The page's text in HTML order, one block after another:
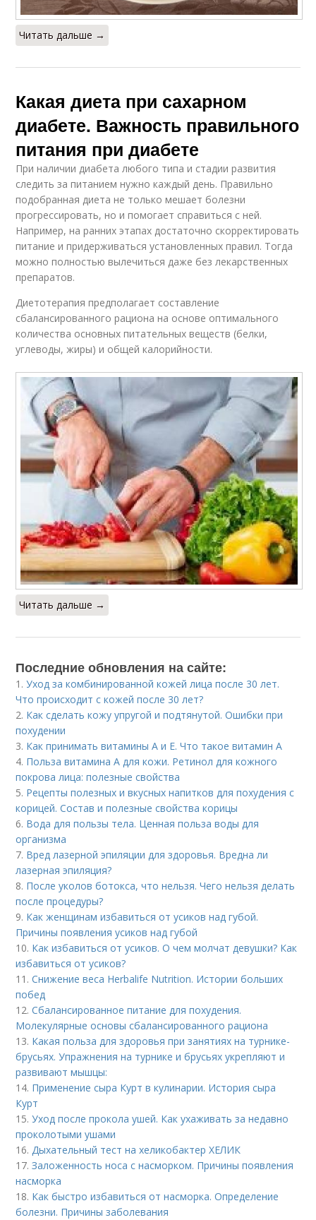
Читать дальше →
Какая диета при сахарном
диабете. Важность правильного
питания при диабете
При наличии диабета любого типа и стадии развития
следить за питанием нужно каждый день. Правильно
подобранная диета не только мешает болезни
прогрессировать, но и помогает справиться с ней.
Например, на ранних этапах достаточно скорректировать
питание и придерживаться установленных правил. Тогда
можно полностью вылечиться даже без лекарственных
препаратов.
Диетотерапия предполагает составление
сбалансированного рациона на основе оптимального
количества основных питательных веществ (белки,
углеводы, жиры) и общей калорийности.
Читать дальше →
Последние обновления на сайте:
1.Уход за комбинированной кожей лица после 30 лет.
Что происходит с кожей после 30 лет?
2. Как сделать кожу упругой и подтянутой. Ошибки при
похудении
3. Как принимать витамины А и Е. Что такое витамин А
4. Польза витамина А для кожи. Ретинол для кожного
покрова лица: полезные свойства
5. Рецепты полезных и вкусных напитков для похудения с
корицей. Состав и полезные свойства корицы
6. Вода для пользы тела. Ценная польза воды для
организма
7. Вред лазерной эпиляции для здоровья. Вредна ли
лазерная эпиляция?
8. После уколов ботокса, что нельзя. Чего нельзя делать
после процедуры?
9. Как женщинам избавиться от усиков над губой.
Причины появления усиков над губой
10. Как избавиться от усиков. О чем молчат девушки? Как
избавиться от усиков?
11.Снижение веса Herbalife Nutrition. Истории больших
побед
12.Сбалансированное питание для похудения.
Молекулярные основы сбалансированного рациона
13. Какая польза для здоровья при занятиях на турнике-
брусьях. Упражнения на турнике и брусьях укрепляют и
развивают мышцы:
14. Применение сыра Курт в кулинарии. История сыра
Курт
15.Уход после прокола ушей. Как ухаживать за недавно
проколотыми ушами
16.Дыхательный тест на хеликобактер ХЕЛИК
17.Заложенность носа с насморком. Причины появления
насморка
18. Как быстро избавиться от насморка. Определение
болезни. Причины заболевания